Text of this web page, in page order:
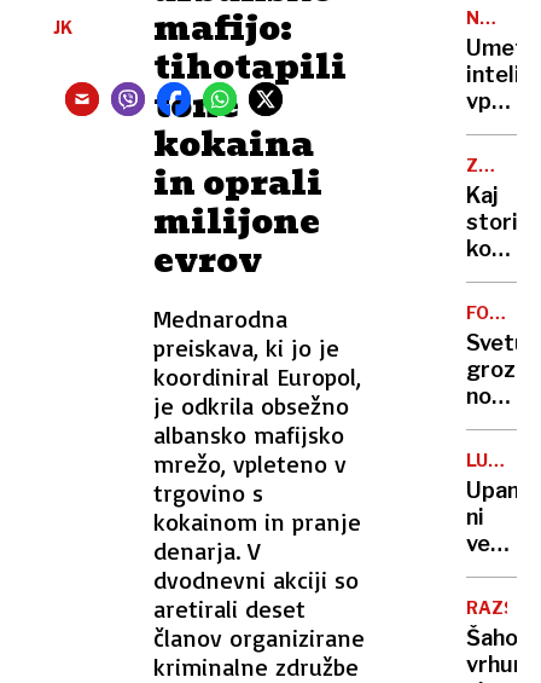
mafijo:
tihotapili
tone
kokaina
in oprali
milijone
evrov
Mednarodna
preiskava, ki jo je
koordiniral Europol,
je odkrila obsežno
albansko mafijsko
mrežo, vpleteno v
trgovino s
kokainom in pranje
denarja. V
dvodnevni akciji so
aretirali deset
članov organizirane
kriminalne združbe
JK
mislite
umreti
da bi
začeli
o
vprašal
za
nasvet
in
zaradi
pristal
v
NASVET
Kaj
storiti,
ko
mleko
ni
vaš
POLICY
Svetu
grozi
nova
vojna,
morda
že
konec
poletja
LUKA
KOPER
Upanja
ni
več,
morajo
Luki